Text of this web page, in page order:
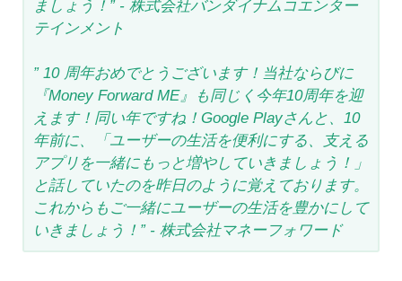
ましょう！” - 株式会社バンダイナムコエンター
テインメント
” 10 周年おめでとうございます！当社ならびに
『Money Forward ME』も同じく今年10周年を迎
えます！同い年ですね！Google Playさんと、10
年前に、「ユーザーの生活を便利にする、支える
アプリを一緒にもっと増やしていきましょう！」
と話していたのを昨日のように覚えております。
これからもご一緒にユーザーの生活を豊かにして
いきましょう！” - 株式会社マネーフォワード